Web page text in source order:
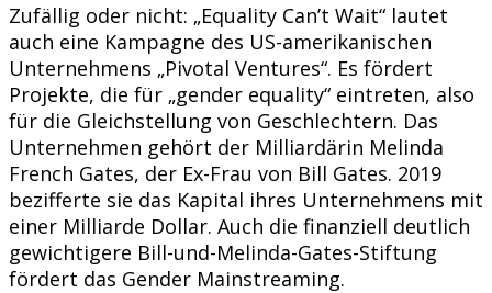
Zufällig oder nicht: „Equality Can’t Wait“ lautet
auch eine Kampagne des US-amerikanischen
Unternehmens „Pivotal Ventures“. Es fördert
Projekte, die für „gender equality“ eintreten, also
für die Gleichstellung von Geschlechtern. Das
Unternehmen gehört der Milliardärin Melinda
French Gates, der Ex-Frau von Bill Gates. 2019
bezifferte sie das Kapital ihres Unternehmens mit
einer Milliarde Dollar. Auch die finanziell deutlich
gewichtigere Bill-und-Melinda-Gates-Stiftung
fördert das Gender Mainstreaming.